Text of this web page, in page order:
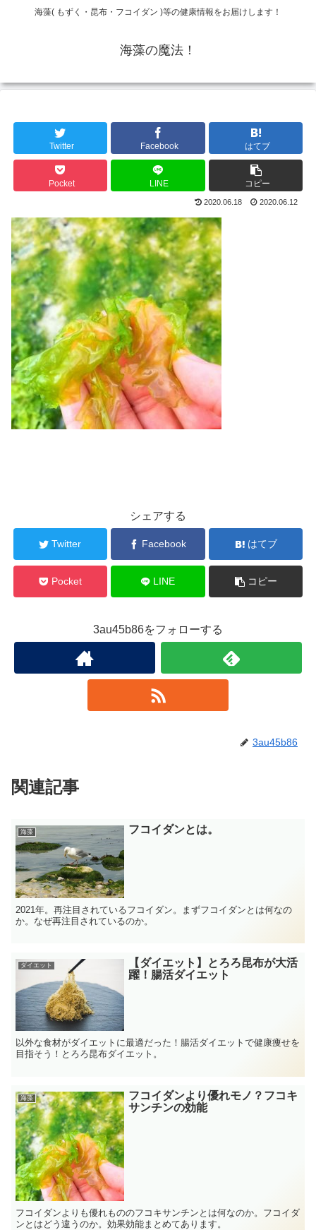
海藻( もずく・昆布・フコイダン )等の健康情報をお届けします！
海藻の魔法！
Twitter Facebook はてブ
Pocket LINE コピー
2020.06.18 2020.06.12
シェアする
Twitter Facebook はてブ
Pocket LINE コピー
3au45b86をフォローする
3au45b86
関連記事
海藻 フコイダンとは。
2021年。再注目されているフコイダン。まずフコイダンとは何なの
か。なぜ再注目されているのか。
ダイエット
【ダイエット】とろろ昆布が大活
躍！腸活ダイエット
以外な食材がダイエットに最適だった！腸活ダイエットで健康痩せを
目指そう！とろろ昆布ダイエット。
海藻
フコイダンより優れモノ？フコキ
サンチンの効能
フコイダンよりも優れもののフコキサンチンとは何なのか。フコイダ
ンとはどう違うのか。効果効能まとめてあります。